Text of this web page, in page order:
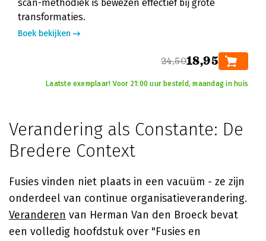
scan-methodiek is bewezen effectief bij grote
transformaties.
Boek bekijken
24,5018,95
Laatste exemplaar! Voor 21:00 uur besteld, maandag in huis
Verandering als Constante: De
Bredere Context
Fusies vinden niet plaats in een vacuüm - ze zijn
onderdeel van continue organisatieverandering.
Veranderen van Herman Van den Broeck bevat
een volledig hoofdstuk over "Fusies en